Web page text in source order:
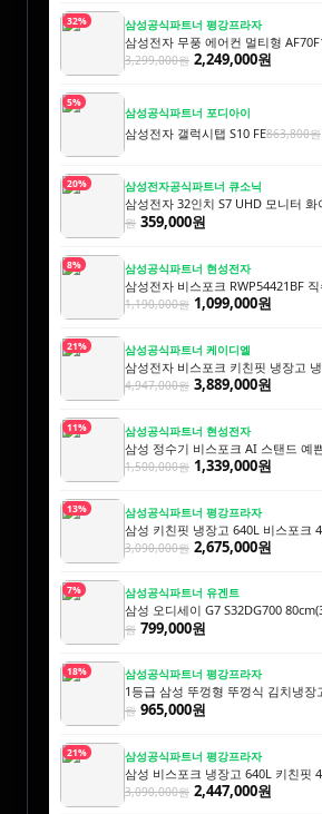
32% 삼성공식파트너 평강프라자
삼성전자 무풍 에어컨 멀티형
3,299,000원 2,249,000원
5%
삼성공식파트너 포디아이
삼성전자 갤럭시탭 S10 FE863,800원
20% 삼성전자공식파트너 큐소닉
삼성전자 32인치 S7 UHD 모니터 화
원 359,000원
8% 삼성공식파트너 현성전자
삼성전자 비스포크 RWP54421BF
1,190,000원 1,099,000원
21% 삼성공식파트너 케이디엘
삼성전자 비스포크 키친핏 냉장고
4,947,000원 3,889,000원
11% 삼성공식파트너 현성전자
삼성 정수기 비스포크 AI 스탠드 예
1,500,000원 1,339,000원
13% 삼성공식파트너 평강프라자
삼성 키친핏 냉장고 640L 비스포크
3,090,000원 2,675,000원
7% 삼성공식파트너 유겐트
삼성 오디세이 G7 S32DG700
원 799,000원
18% 삼성공식파트너 평강프라자
1등급 삼성 뚜껑형 뚜껑식 김치냉
원 965,000원
21% 삼성공식파트너 평강프라자
삼성 비스포크 냉장고 640L 키친핏
3,090,000원 2,447,000원